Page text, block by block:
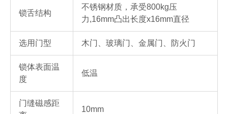
锁舌结构
不锈钢材质，承受800kg压
力,16mm凸出长度x16mm直径
选用门型 木门、玻璃门、金属门、防火门
锁体表面温
度
低温
门缝磁感距
10mm